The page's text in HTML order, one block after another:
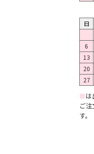
日
6
13
20
27
■は
ご
す。